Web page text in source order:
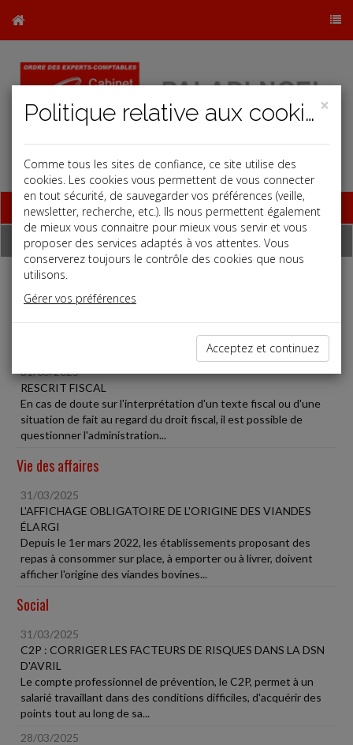
Base documentaire
Dépêches
Liste des dernières dépêches
31/03/2025
RESCRIT FISCAL
En cas de doute sur l'interprétation d'un texte fiscal ou d'une
situation de fait au regard du droit fiscal, il est possible de
questionner l'administration...
Vie des affaires
31/03/2025
L'AFFICHAGE OBLIGATOIRE DE L'ORIGINE DES VIANDES
ÉLARGI
Depuis le 1er mars 2022, les établissements proposant des
repas à consommer sur place, à emporter ou à livrer, doivent
afficher l'origine des viandes bovines...
Social
31/03/2025
C2P : CORRIGER LES FACTEURS DE RISQUES DANS LA DSN
D'AVRIL
Le compte professionnel de prévention, le C2P, permet à un
salarié travaillant dans des conditions difficiles, d'acquérir des
points tout au long de sa...
28/03/2025
×
Politique relative aux cookies
Comme tous les sites de confiance, ce site utilise des
cookies. Les cookies vous permettent de vous connecter
en tout sécurité, de sauvegarder vos préférences (veille,
newsletter, recherche, etc.). Ils nous permettent également
de mieux vous connaitre pour mieux vous servir et vous
proposer des services adaptés à vos attentes. Vous
conserverez toujours le contrôle des cookies que nous
utilisons.
Gérer vos préférences
Acceptez et continuez